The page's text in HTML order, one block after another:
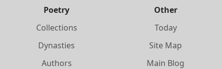
Poetry
Collections
Dynasties
Authors
Other
Today
Site Map
Main Blog